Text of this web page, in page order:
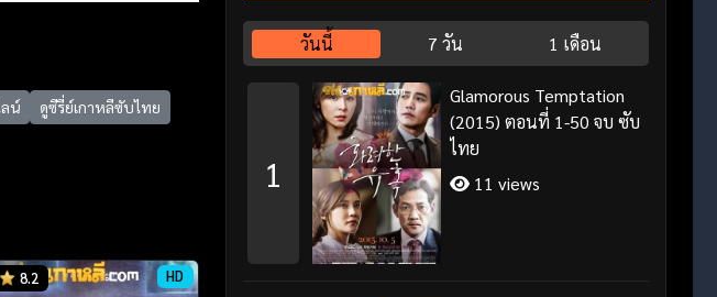
น์
ดูซีรี่ย์เกาหลีซับไทย
8.2 HD
วันนี้ 7 วัน 1 เดือน
1
Glamorous Temptation
(2015) ตอนที่ 1-50 จบ ซับ
ไทย
11 views